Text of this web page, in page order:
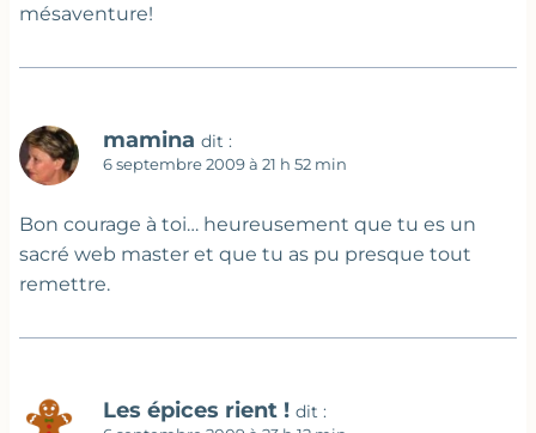
mésaventure!
mamina dit :
6 septembre 2009 à 21 h 52 min
Bon courage à toi… heureusement que tu es un
sacré web master et que tu as pu presque tout
remettre.
Les épices rient ! dit :